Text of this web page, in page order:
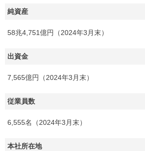
純資産
58兆4,751億円（2024年3月末）
出資金
7,565億円（2024年3月末）
従業員数
6,555名（2024年3月末）
本社所在地